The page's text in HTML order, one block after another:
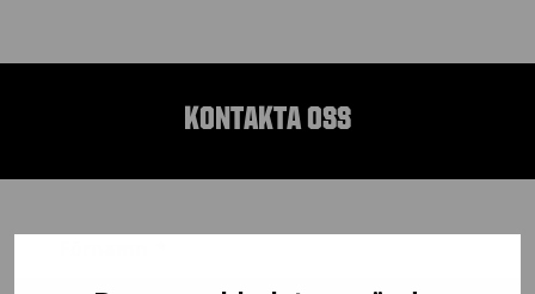
KONTAKTA OSS